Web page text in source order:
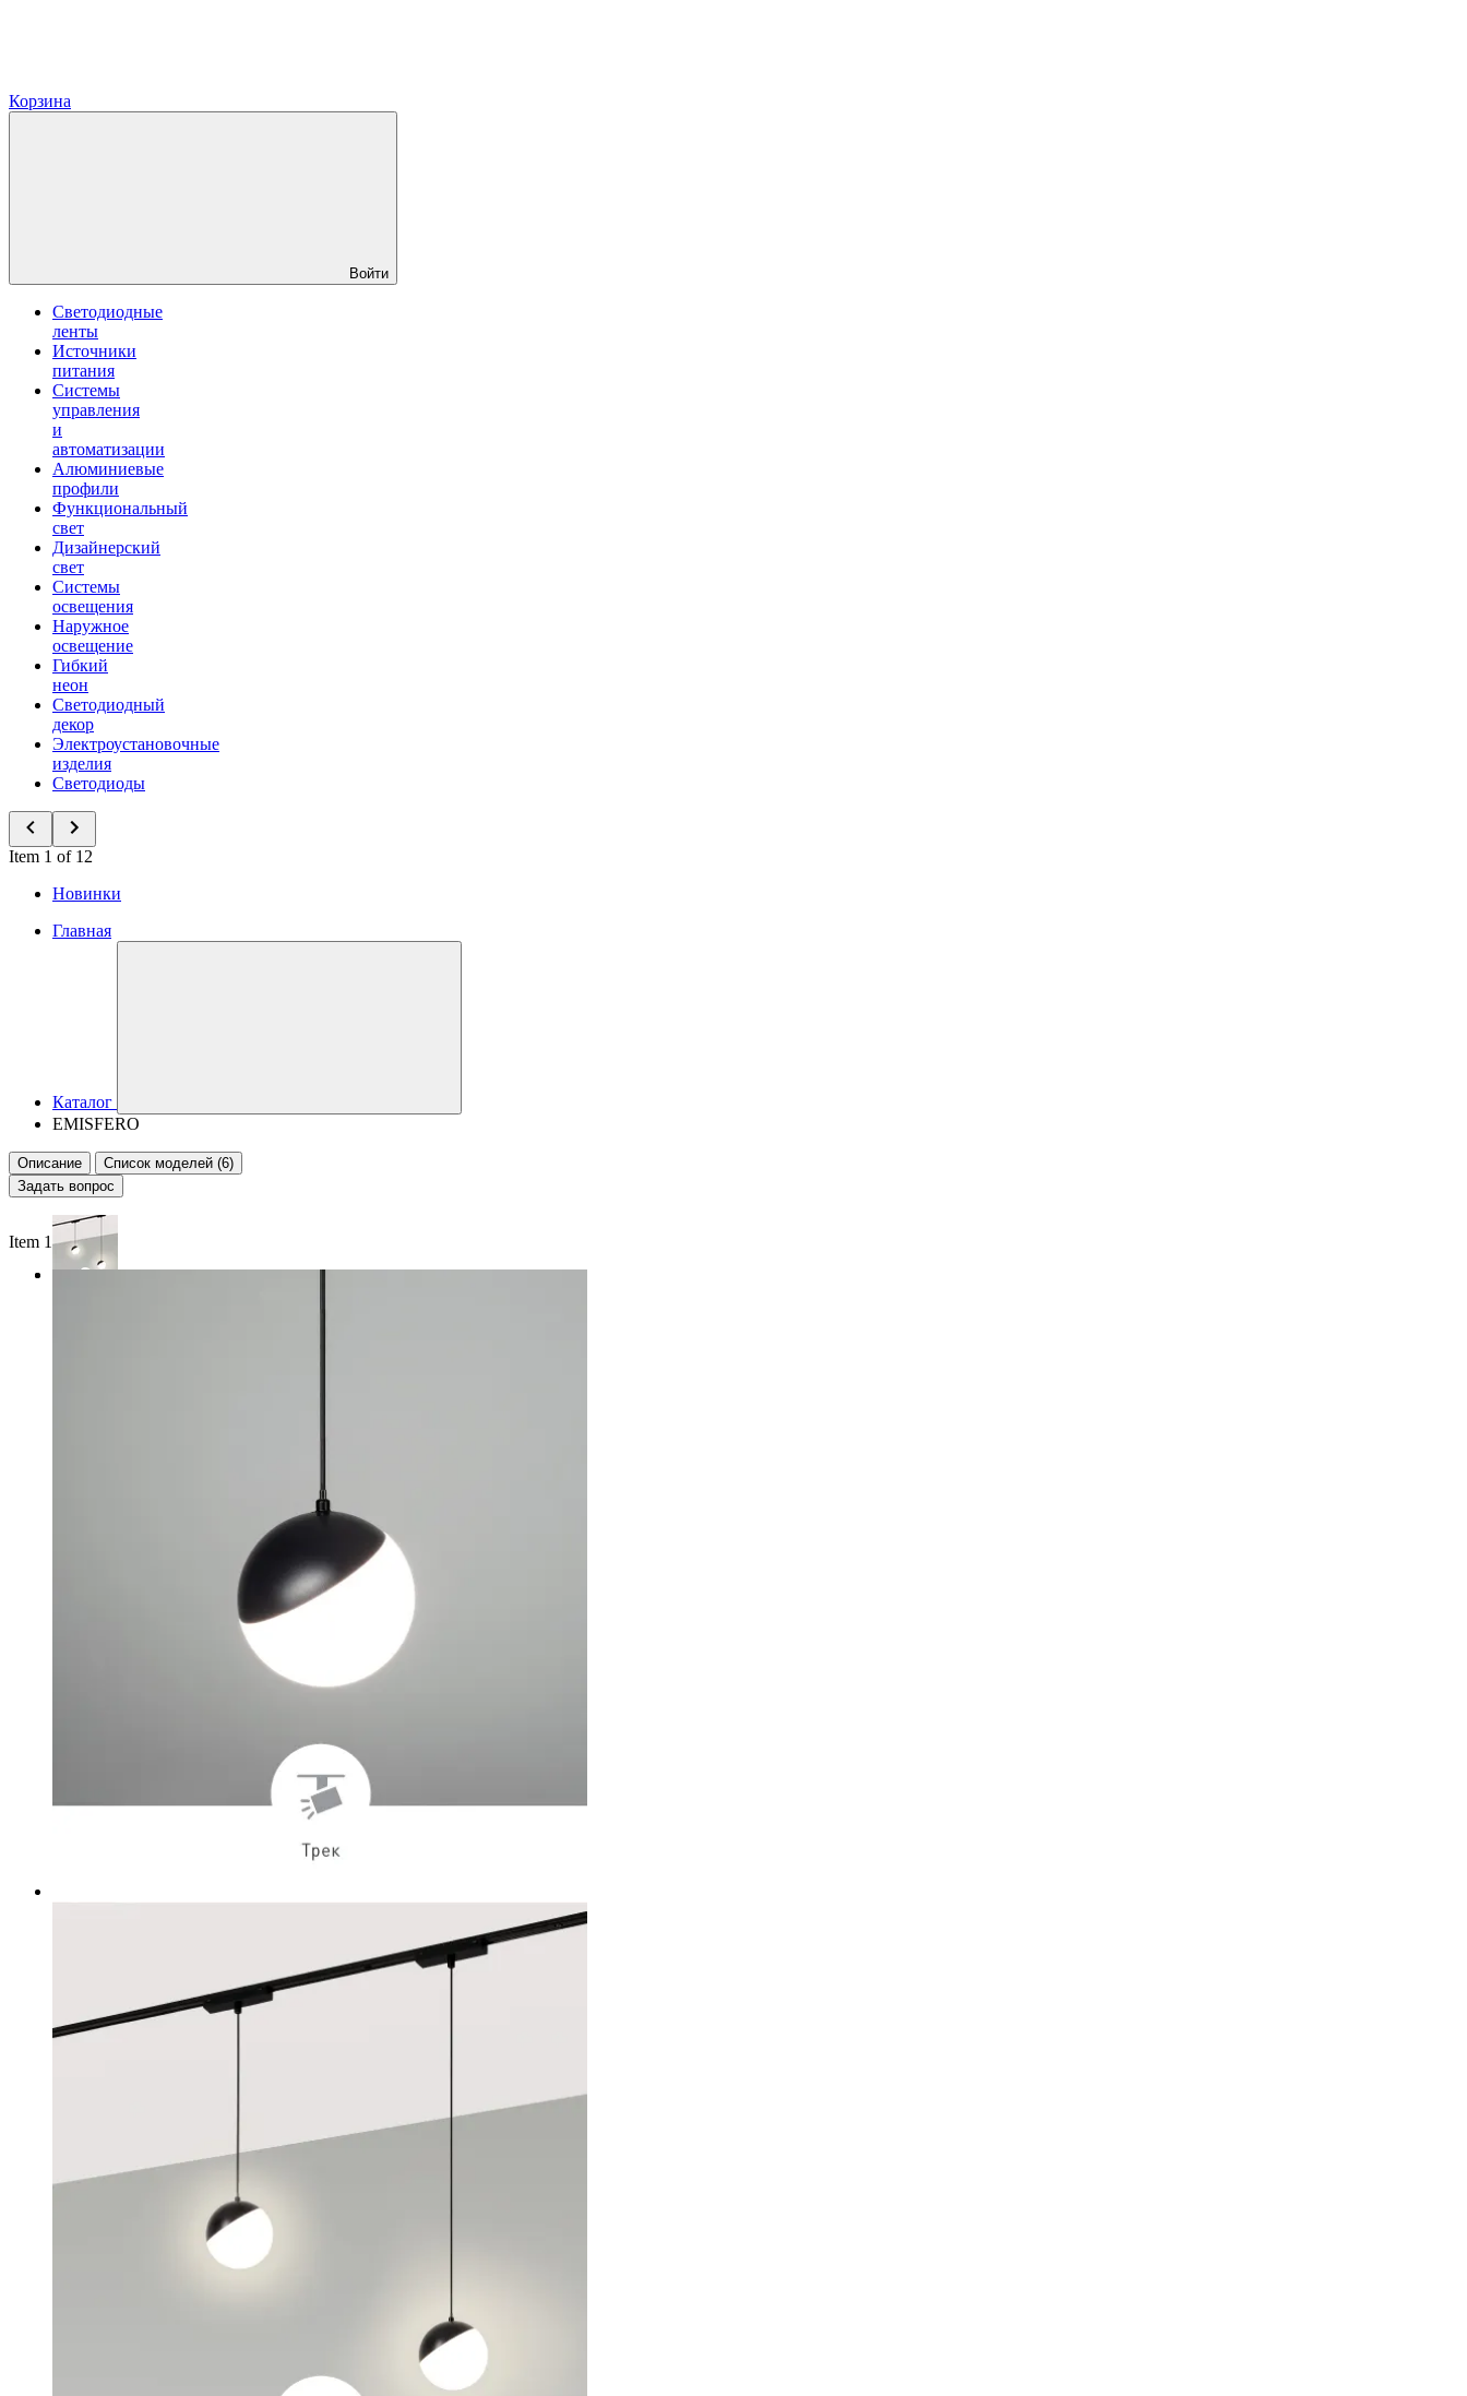
Корзина
Войти
Светодиодные
ленты
Источники
питания
Системы
управления
и
автоматизации
Алюминиевые
профили
Функциональный
свет
Дизайнерский
свет
Системы
освещения
Наружное
освещение
Гибкий
неон
Светодиодный
декор
Электроустановочные
изделия
Светодиоды
Item 1 of 12
Новинки
Главная
Каталог
EMISFERO
Описание
Список моделей (6)
Задать вопрос
Item 1 of 2